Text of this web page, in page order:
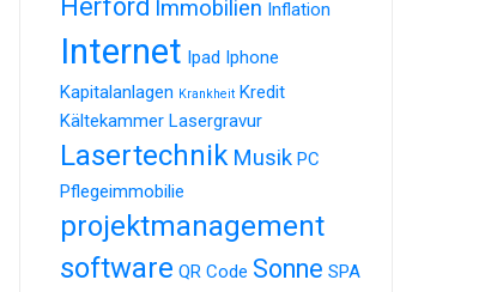
Herford Immobilien Inflation
Internet Ipad Iphone
Kapitalanlagen Krankheit Kredit
Kältekammer Lasergravur
Lasertechnik Musik PC
Pflegeimmobilie
projektmanagement
software QR Code Sonne SPA